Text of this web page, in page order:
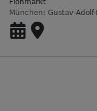
Flohmarkt
München
Gustav-